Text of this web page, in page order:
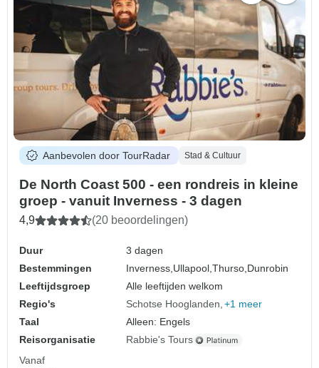
Aanbevolen door TourRadar Stad & Cultuur
De North Coast 500 - een rondreis in kleine
groep - vanuit Inverness - 3 dagen
4,9 (20 beoordelingen)
Duur
3 dagen
Bestemmingen
Inverness,Ullapool,Thurso,Dunrobin
Leeftijdsgroep
Alle leeftijden welkom
Regio's
Schotse Hooglanden +1 meer
Taal
Alleen: Engels
Reisorganisatie
Rabbie's Tours
Vanaf